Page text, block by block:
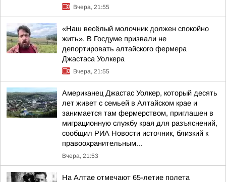
Вчера, 21:55
«Наш весёлый молочник должен спокойно
жить». В Госдуме призвали не
депортировать алтайского фермера
Джастаса Уолкера
Вчера, 21:55
Американец Джастас Уолкер, который десять
лет живет с семьей в Алтайском крае и
занимается там фермерством, приглашен в
миграционную службу края для разъяснений,
сообщил РИА Новости источник, близкий к
правоохранительным...
Вчера, 21:53
На Алтае отмечают 65-летие полета